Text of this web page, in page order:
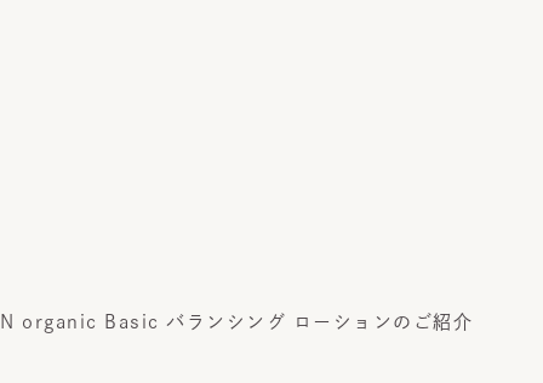
N organic Basic バランシング ローションのご紹介